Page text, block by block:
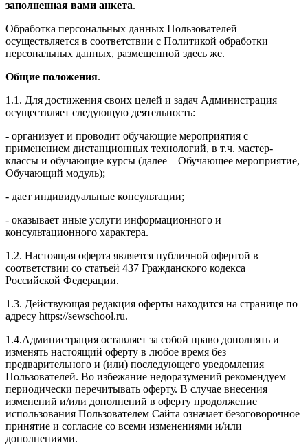
заполненная вами анкета.
Обработка персональных данных Пользователей
осуществляется в соответствии с Политикой обработки
персональных данных, размещенной здесь же.
Общие положения.
1.1. Для достижения своих целей и задач Администрация
осуществляет следующую деятельность:
- организует и проводит обучающие мероприятия с
применением дистанционных технологий, в т.ч. мастер-
классы и обучающие курсы (далее – Обучающее мероприятие,
Обучающий модуль);
- дает индивидуальные консультации;
- оказывает иные услуги информационного и
консультационного характера.
1.2. Настоящая оферта является публичной офертой в
соответствии со статьей 437 Гражданского кодекса
Российской Федерации.
1.3. Действующая редакция оферты находится на странице по
адресу https://sewschool.ru.
1.4.Администрация оставляет за собой право дополнять и
изменять настоящий оферту в любое время без
предварительного и (или) последующего уведомления
Пользователей. Во избежание недоразумений рекомендуем
периодически перечитывать оферту. В случае внесения
изменений и/или дополнений в оферту продолжение
использования Пользователем Сайта означает безоговорочное
принятие и согласие со всеми изменениями и/или
дополнениями.